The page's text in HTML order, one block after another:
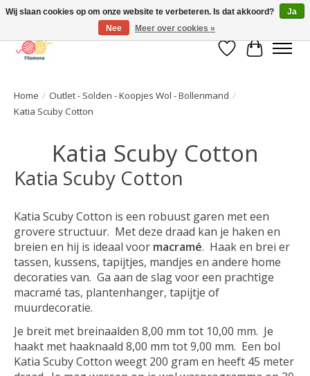
Verlanglijst
Home / Outlet - Solden - Koopjes Wol - Bollenmand /
Katia Scuby Cotton
Katia Scuby Cotton
Katia Scuby Cotton
Katia Scuby Cotton is een robuust garen met een
grovere structuur. Met deze draad kan je haken en
breien en hij is ideaal voor macramé. Haak en brei er
tassen, kussens, tapijtjes, mandjes en andere home
decoraties van. Ga aan de slag voor een prachtige
macramé tas, plantenhanger, tapijtje of
muurdecoratie.
Je breit met breinaalden 8,00 mm tot 10,00 mm. Je
haakt met haaknaald 8,00 mm tot 9,00 mm. Een bol
Katia Scuby Cotton weegt 200 gram en heeft 45 meter
Wij slaan cookies op om onze website te verbeteren. Is dat akkoord?
Ja
Nee
Meer over cookies »